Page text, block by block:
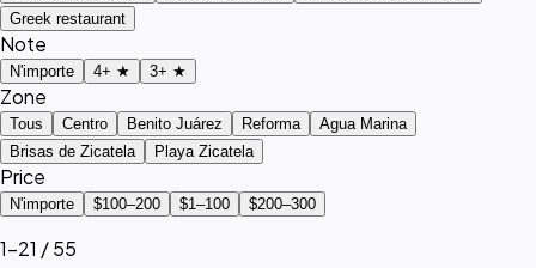
Greek restaurant
Note
N'importe 4+ ★ 3+ ★
Zone
Tous Centro Benito Juárez Reforma
Agua Marina
Brisas de Zicatela
Playa Zicatela
Price
N'importe $100–200 $1–100 $200–300
1–21 / 55